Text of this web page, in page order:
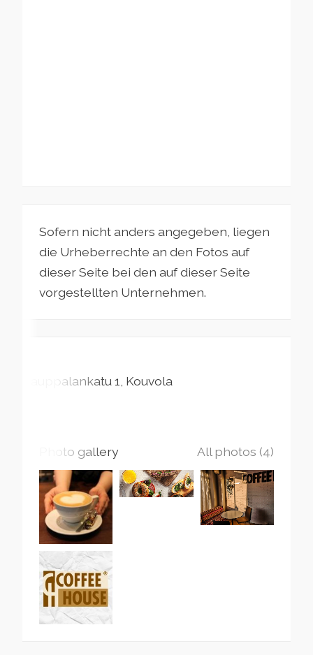
Sofern nicht anders angegeben, liegen
die Urheberrechte an den Fotos auf
dieser Seite bei den auf dieser Seite
vorgestellten Unternehmen.
Kauppalankatu1 Kouvola
Photo gallery All photos (4)